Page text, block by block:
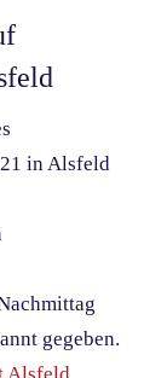
in Alsfeld
gegeben.
Alsfeld